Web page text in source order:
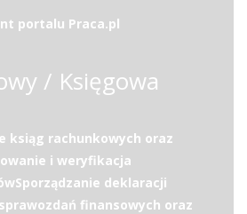
portalu Praca.pl
/ Księgowa
ksiąg rachunkowych oraz
i weryfikacja
deklaracji
finansowych oraz